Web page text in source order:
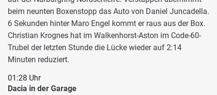
beim neunten Boxenstopp das Auto von Daniel Juncadella.
6 Sekunden hinter Maro Engel kommt er raus aus der Box.
Christian Krognes hat im Walkenhorst-Aston im Code-60-
Trubel der letzten Stunde die Lücke wieder auf 2:14
Minuten reduziert.
01:28 Uhr
Dacia in der Garage